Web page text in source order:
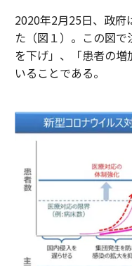
2020年2月25日、政府
た（図１）。この図
を下げ」、「患者の
いることである。